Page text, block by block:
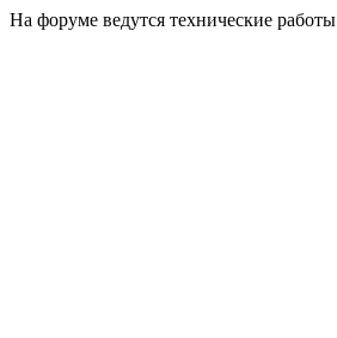
На форуме ведутся технические работы